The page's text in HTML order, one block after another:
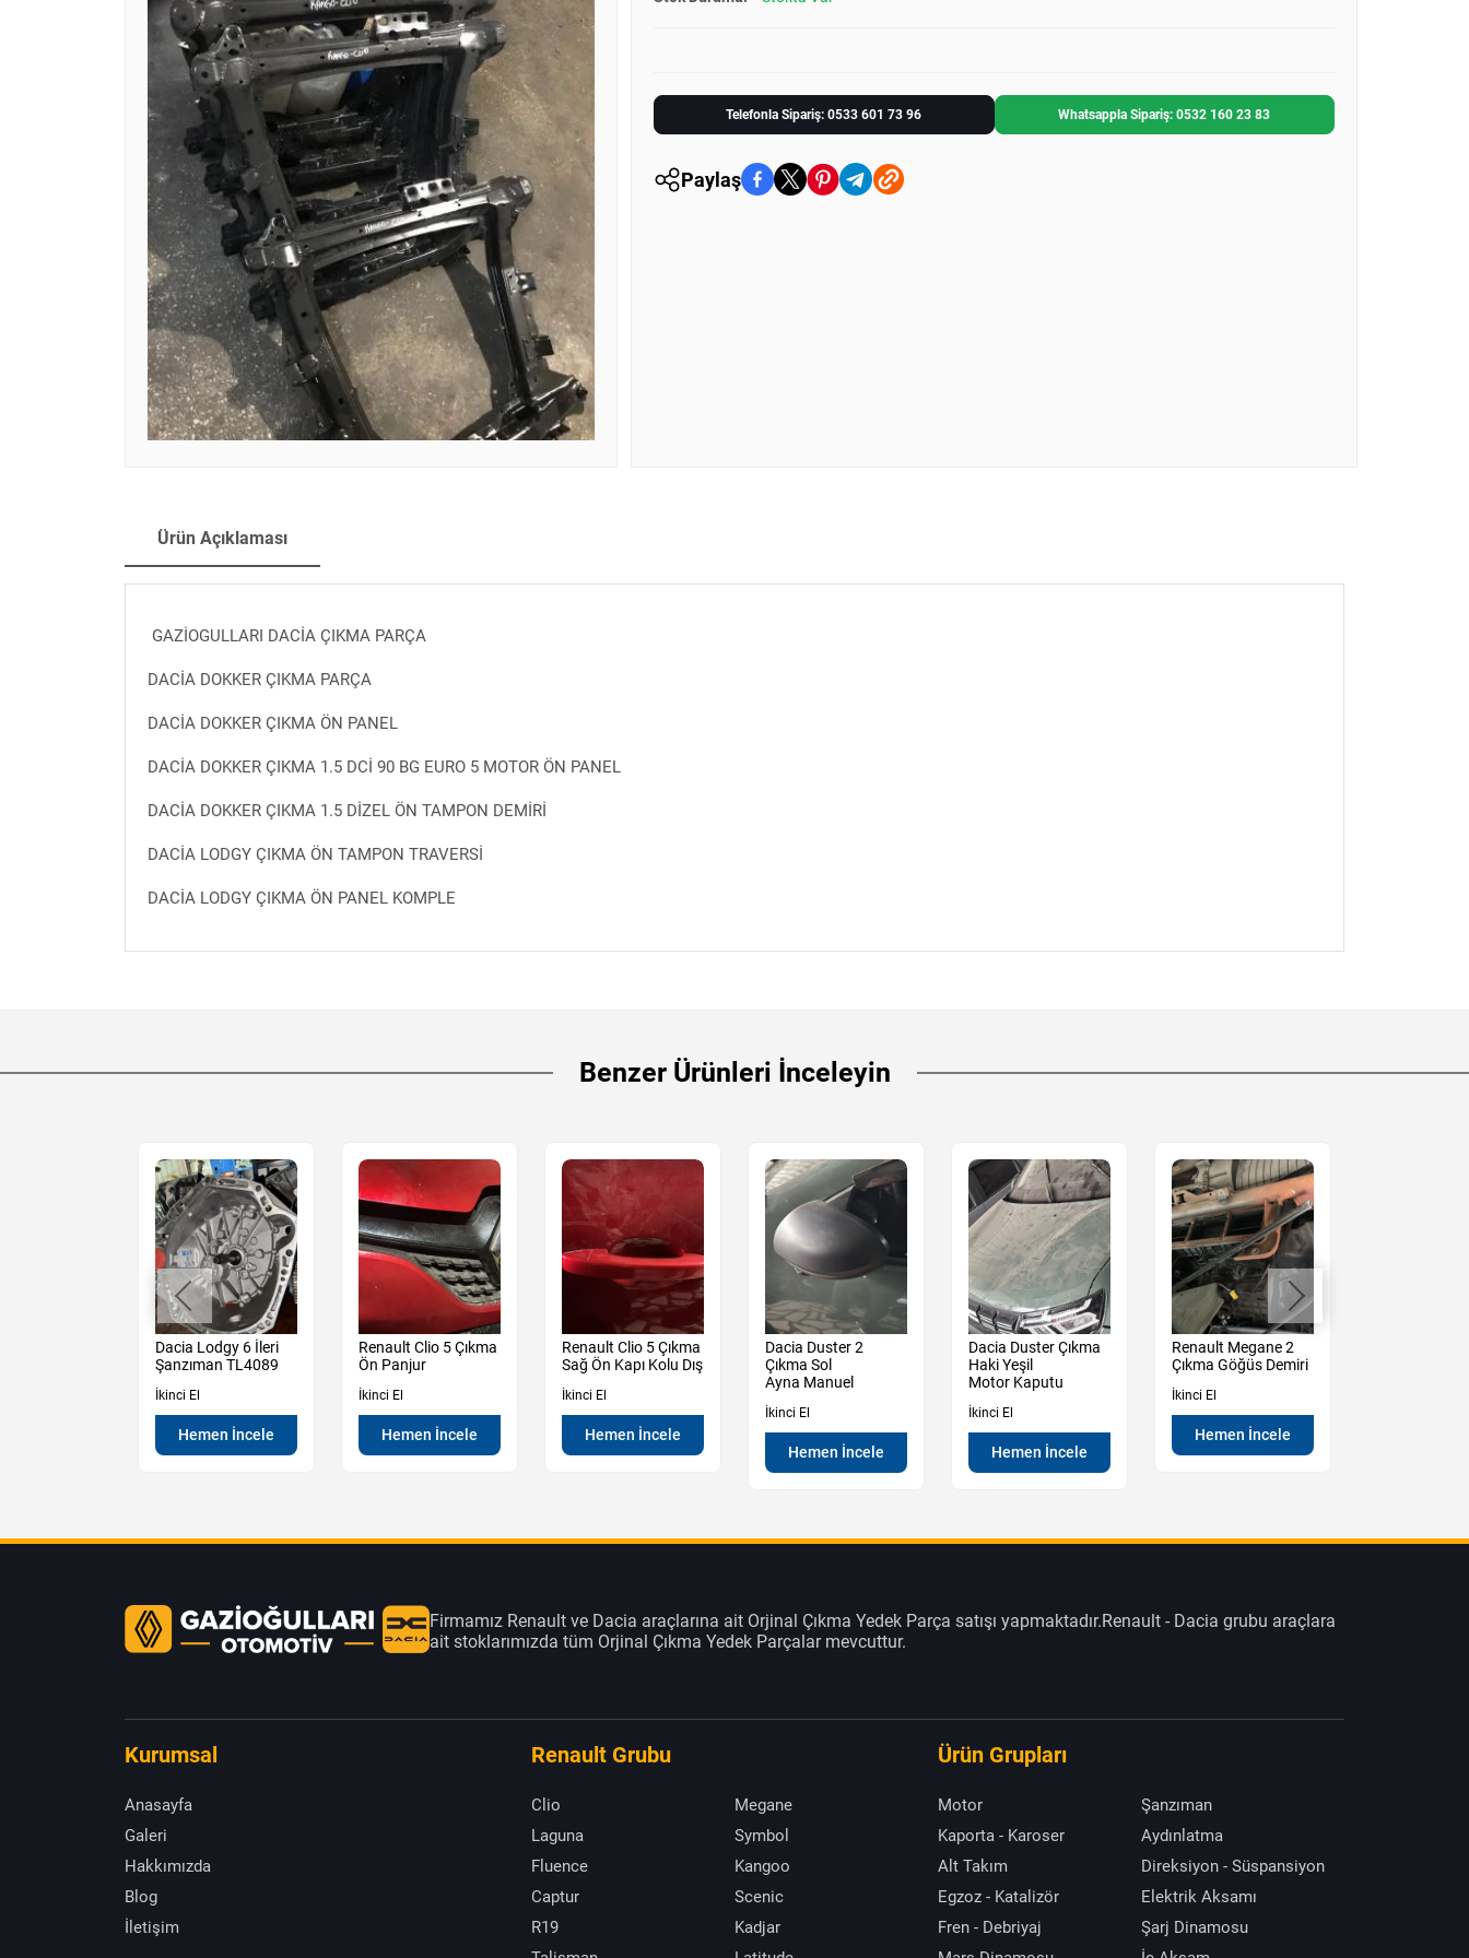
Telefonla Sipariş: 0533 601 73 96 Whatsappla Sipariş: 0532 160 23 83
Paylaş
Ürün Açıklaması
GAZİOGULLARI DACİA ÇIKMA PARÇA
DACİA DOKKER ÇIKMA PARÇA
DACİA DOKKER ÇIKMA ÖN PANEL
DACİA DOKKER ÇIKMA 1.5 DCİ 90 BG EURO 5 MOTOR ÖN PANEL
DACİA DOKKER ÇIKMA 1.5 DİZEL ÖN TAMPON DEMİRİ
DACİA LODGY ÇIKMA ÖN TAMPON TRAVERSİ
DACİA LODGY ÇIKMA ÖN PANEL KOMPLE
Benzer Ürünleri İnceleyin
Dacia Lodgy 6 İleri
Şanzıman TL4089
İkinci El
Hemen İncele
Renault Clio 5 Çıkma
Ön Panjur
İkinci El
Hemen İncele
Renault Clio 5 Çıkma
Sağ Ön Kapı Kolu Dış
İkinci El
Hemen İncele
Dacia Duster 2
Çıkma Sol
Ayna Manuel
İkinci El
Hemen İncele
Dacia Duster Çıkma
Haki Yeşil
Motor Kaputu
İkinci El
Hemen İncele
Renault Megane 2
Çıkma Göğüs Demiri
İkinci El
Hemen İncele
Firmamız Renault ve Dacia araçlarına ait Orjinal Çıkma Yedek Parça satışı yapmaktadır.Renault - Dacia grubu araçlara
ait stoklarımızda tüm Orjinal Çıkma Yedek Parçalar mevcuttur.
Kurumsal
Anasayfa
Galeri
Hakkımızda
Blog
İletişim
Renault Grubu
Clio
Megane
Laguna
Symbol
Fluence
Kangoo
Captur
Scenic
R19
Kadjar
Ürün Grupları
Motor
Şanzıman
Kaporta - Karoser
Aydınlatma
Alt Takım
Direksiyon - Süspansiyon
Egzoz - Katalizör
Elektrik Aksamı
Fren - Debriyaj
Şarj Dinamosu